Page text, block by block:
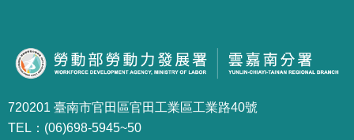
720201 臺南市官田區官田工業區工業路40號
TEL：(06)698-5945~50